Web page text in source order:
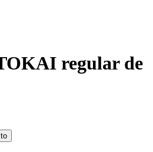
regular de